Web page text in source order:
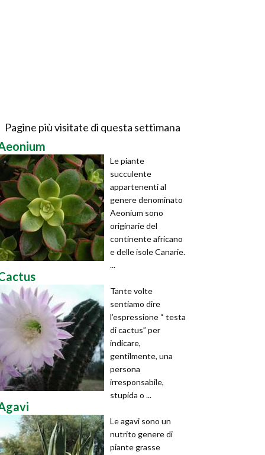
Pagine più visitate di questa settimana
Le piante
succulente
appartenenti al
genere denominato
Aeonium sono
originarie del
continente africano
e delle isole Canarie.
...
Tante volte
sentiamo dire
l’espressione “ testa
di cactus” per
indicare,
gentilmente, una
persona
irresponsabile,
stupida o ...
Le agavi sono un
nutrito genere di
piante grasse